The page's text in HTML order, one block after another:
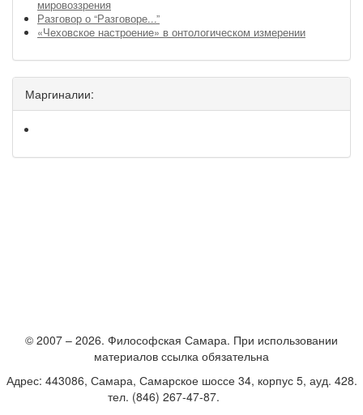
мировоззрения
Разговор о “Разговоре...”
«Чеховское настроение» в онтологическом измерении
Маргиналии:
© 2007 – 2026. Философская Самара. При использовании
материалов ссылка обязательна
Адрес: 443086, Самара, Самарское шоссе 34, корпус 5, ауд. 428.
тел. (846) 267-47-87.